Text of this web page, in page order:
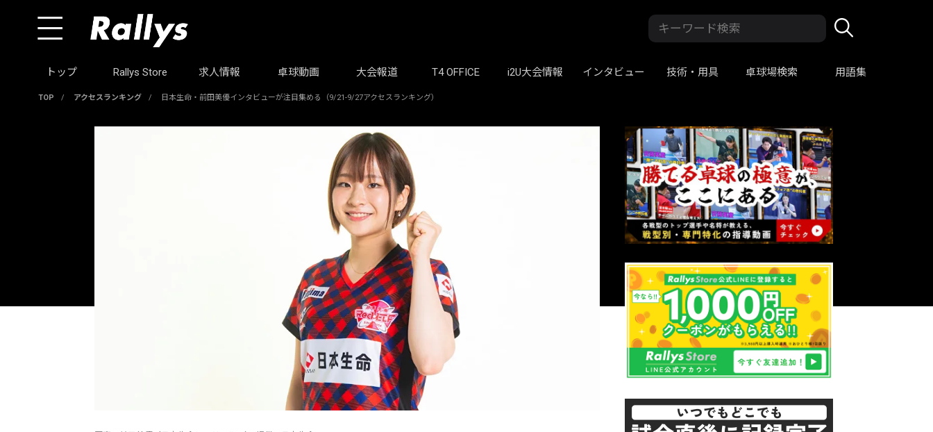
トップ Rallys Store 求人情報 卓球動画 大会報道 T4 OFFICE i2U大会情報 インタビュー 技術・用具 卓球場検索 用語集
TOP / アクセスランキング / 日本生命・前田美優インタビューが注目集める（9/21-9/27アクセスランキング）